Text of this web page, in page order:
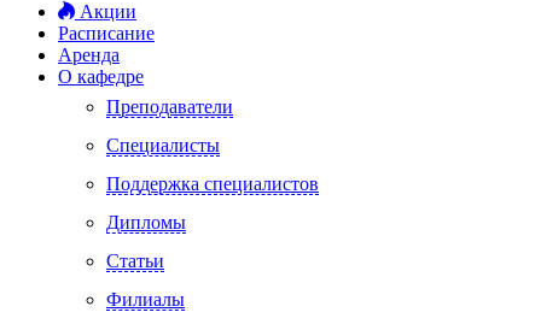
Акции
Расписание
Аренда
О кафедре
Преподаватели
Специалисты
Поддержка специалистов
Дипломы
Статьи
Филиалы